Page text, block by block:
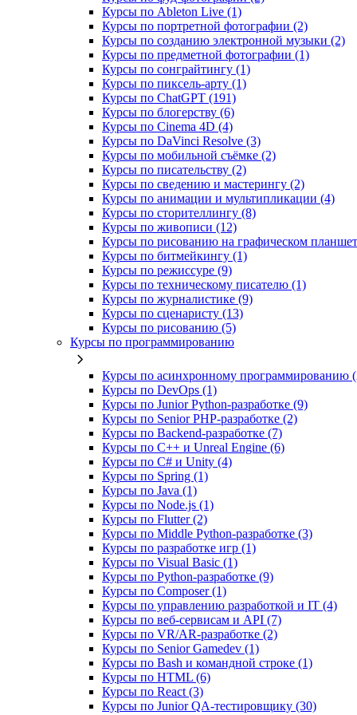
Курсы по Ableton Live (1)
Курсы по портретной фотографии (2)
Курсы по созданию электронной музыки (2)
Курсы по предметной фотографии (1)
Курсы по сонграйтингу (1)
Курсы по пиксель-арту (1)
Курсы по ChatGPT (191)
Курсы по блогерству (6)
Курсы по Cinema 4D (4)
Курсы по DaVinci Resolve (3)
Курсы по мобильной съёмке (2)
Курсы по писательству (2)
Курсы по сведению и мастерингу (2)
Курсы по анимации и мультипликации (4)
Курсы по сторителлингу (8)
Курсы по живописи (12)
Курсы по рисованию на графическом
Курсы по битмейкингу (1)
Курсы по режиссуре (9)
Курсы по техническому писателю (1)
Курсы по журналистике (9)
Курсы по сценаристу (13)
Курсы по рисованию (5)
Курсы по программированию
Курсы по асинхронному программированию
Курсы по DevOps (1)
Курсы по Junior Python-разработке (9)
Курсы по Senior PHP-разработке (2)
Курсы по Backend‑разработке (7)
Курсы по C++ и Unreal Engine (6)
Курсы по C# и Unity (4)
Курсы по Spring (1)
Курсы по Java (1)
Курсы по Node.js (1)
Курсы по Flutter (2)
Курсы по Middle Python-разработке (3)
Курсы по разработке игр (1)
Курсы по Visual Basic (1)
Курсы по Python-разработке (9)
Курсы по Composer (1)
Курсы по управлению разработкой и IT (4)
Курсы по веб‑сервисам и API (7)
Курсы по VR/AR‑разработке (2)
Курсы по Senior Gamedev (1)
Курсы по Bash и командной строке (1)
Курсы по HTML (6)
Курсы по React (3)
Курсы по Junior QA-тестировщику (30)